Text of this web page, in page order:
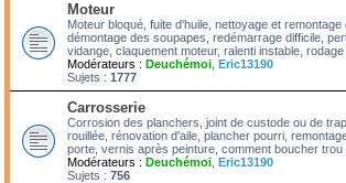
Moteur
Moteur bloqué, fuite d'huile, nettoyage et remontage
démontage des soupapes, redémarrage difficile,
vidange, claquement moteur, ralenti instable, rodage
Modérateurs : Deuchémoi Eric13190
Sujets : 1777
Carrosserie
Corrosion des planchers, joint de custode ou de
rouillée, rénovation d'aile, plancher pourri,
porte, vernis après peinture, comment boucher trou
Modérateurs : Deuchémoi Eric13190
Sujets : 756